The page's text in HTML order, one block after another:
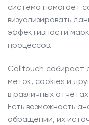
система помогает
визуализировать
эффективности
процессов.
Calltouch собирает
меток, cookies и
в различных
Есть возможность
обращений, их